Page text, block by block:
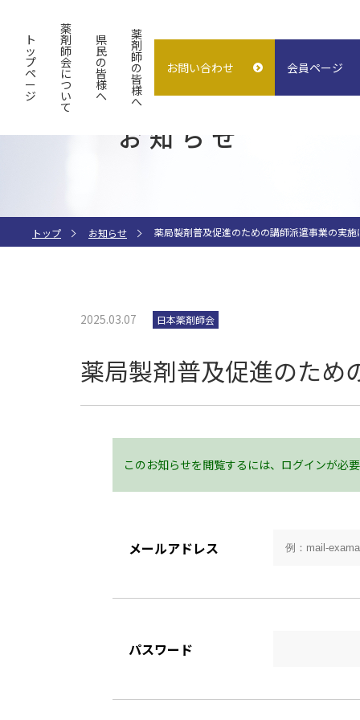
ト
ッ
プ
ペ
ー
ジ
薬
剤
師
会
に
つ
い
て
概要
試験検査センター
施設貸出
県
民
の
皆
様
へ
よくある質問
子どもの誤飲
薬
剤
師
の
皆
様
へ
入会案内
求人情報
（症状〜薬処方等）
お問い合わせ 会員ページ
お知らせ
トップ お知らせ 薬局製剤普及促進のための講師派遣事業の実施
2025.03.07 日本薬剤師会
薬局製剤普及促進のため
このお知らせを閲覧するには、ログインが必
メールアドレス
パスワード